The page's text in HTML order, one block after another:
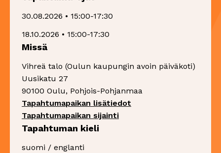
30.08.2026 • 15:00-17:30
18.10.2026 • 15:00-17:30
Missä
Vihreä talo (Oulun kaupungin avoin päiväkoti)
Uusikatu 27
90100 Oulu, Pohjois-Pohjanmaa
Tapahtumapaikan lisätiedot
Tapahtumapaikan sijaintiSivu avautuu uudessa
Tapahtuman kieli
suomi / englanti